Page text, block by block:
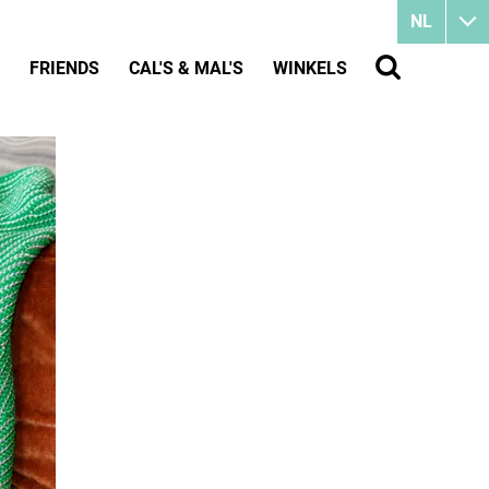
NL
FRIENDS CAL'S & MAL'S WINKELS